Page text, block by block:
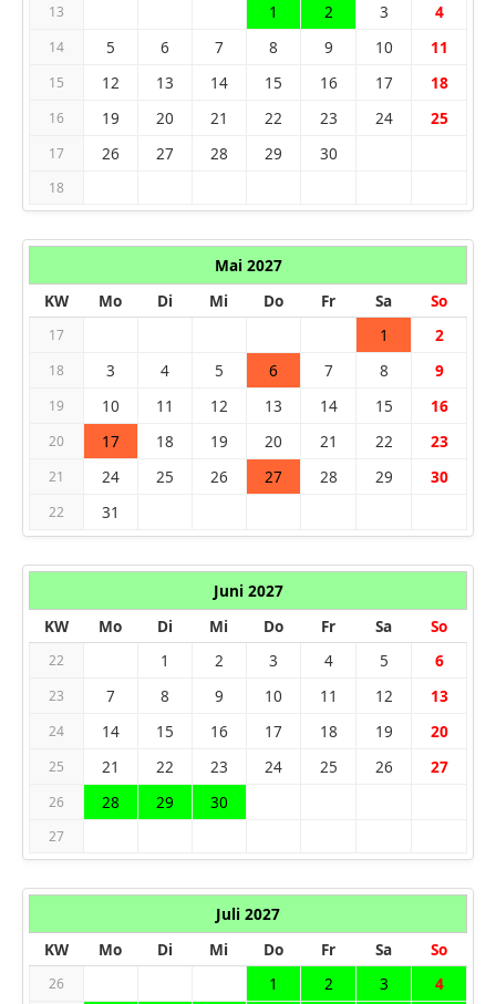
13 1 2 3 4
14 5 6 7 8 9 10 11
15 12 13 14 15 16 17 18
16 19 20 21 22 23 24 25
17 26 27 28 29 30
18
Mai 2027
KW
Mo Di Mi Do Fr Sa So
17 1 2
18 3 4 5 6 7 8 9
19 10 11 12 13 14 15 16
20 17 18 19 20 21 22 23
21 24 25 26 27 28 29 30
22 31
Juni 2027
KW
Mo Di Mi Do Fr Sa So
22 1 2 3 4 5 6
23 7 8 9 10 11 12 13
24 14 15 16 17 18 19 20
25 21 22 23 24 25 26 27
26 28 29 30
27
Juli 2027
KW
Mo Di Mi Do Fr Sa So
26 1 2 3 4